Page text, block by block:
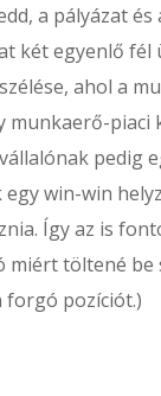
a pályázat és
két egyenlő fél
ahol a
munkaerő-piaci
pedig
egy win-win
Így az is
miért töltené be
forgó pozíciót.)